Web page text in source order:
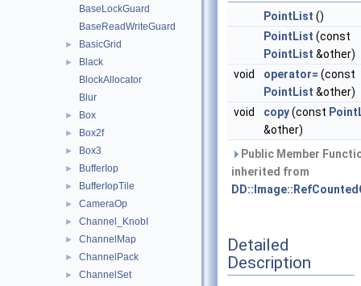
BaseLockGuard
BaseReadWriteGuard
► BasicGrid
►
Black
BlockAllocator
Blur
► Box
► Box2f
► Box3
► BufferIop
► BufferIopTile
► CameraOp
► Channel_KnobI
► ChannelMap
► ChannelPack
►
ChannelSet
PointList ()
PointList (const
PointList &other)
void
operator= (const
PointList &other)
void
copy(const
&other)
Public Member
inherited from
Detailed
Description